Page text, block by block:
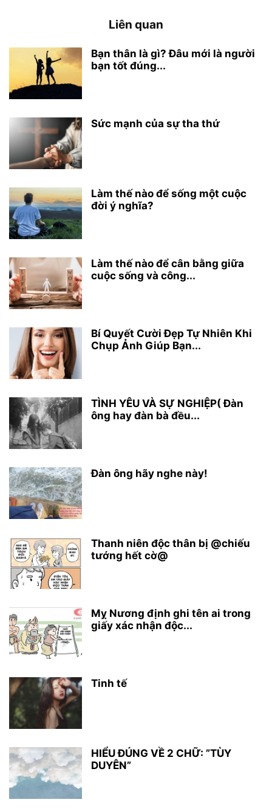
Liên quan
Bạn thân là gì? Đâu mới là người
bạn tốt đúng...
Sức mạnh của sự tha thứ
Làm thế nào để sống một cuộc
đời ý nghĩa?
Làm thế nào để cân bằng giữa
cuộc sống và công...
Bí Quyết Cười Đẹp Tự Nhiên Khi
Chụp Ảnh Giúp Bạn...
TÌNH YÊU VÀ SỰ NGHIỆP( Đàn
ông hay đàn bà đều...
Đàn ông hãy nghe này!
Thanh niên độc thân bị @chiếu
tướng hết cờ@
Mỵ Nương định ghi tên ai trong
giấy xác nhận độc...
Tinh tế
HIỂU ĐÚNG VỀ 2 CHỮ: ”TÙY
DUYÊN”